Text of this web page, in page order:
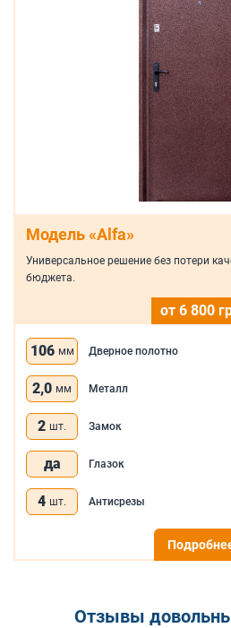
Модель «Alfa»
Универсальное решение без потери
бюджета.
от 6 800
106 мм Дверное полотно
2,0 мм Металл
2 шт. Замок
да Глазок
4 шт. Антисрезы
Отзывы